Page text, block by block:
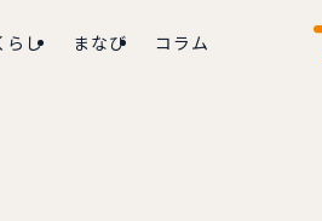
らし まなび コラム